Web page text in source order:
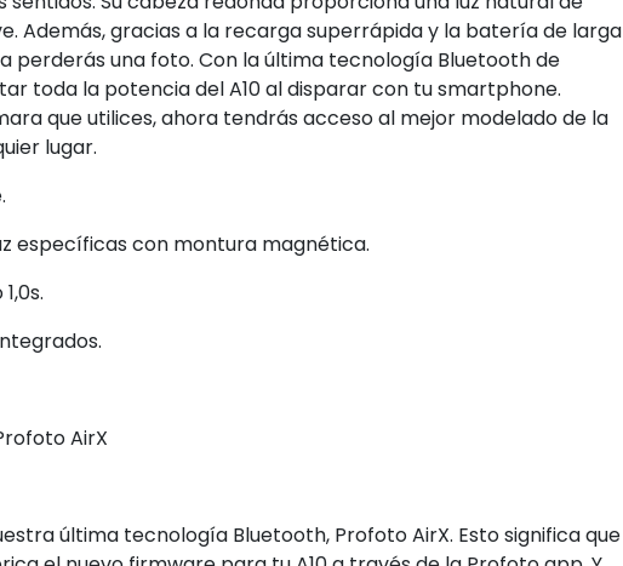
Además, gracias a la recarga superrápida y la batería de larga
perderás una foto. Con la última tecnología Bluetooth de
toda la potencia del A10 al disparar con tu smartphone.
que utilices, ahora tendrás acceso al mejor modelado de la
lugar.
específicas con montura magnética.
AirX
última tecnología Bluetooth, Profoto AirX. Esto significa que